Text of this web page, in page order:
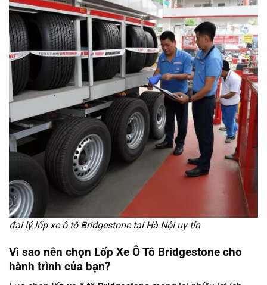
đại lý lốp xe ô tô Bridgestone tại Hà Nội uy tín
Vì sao nên chọn Lốp Xe Ô Tô Bridgestone cho
hành trình của bạn?